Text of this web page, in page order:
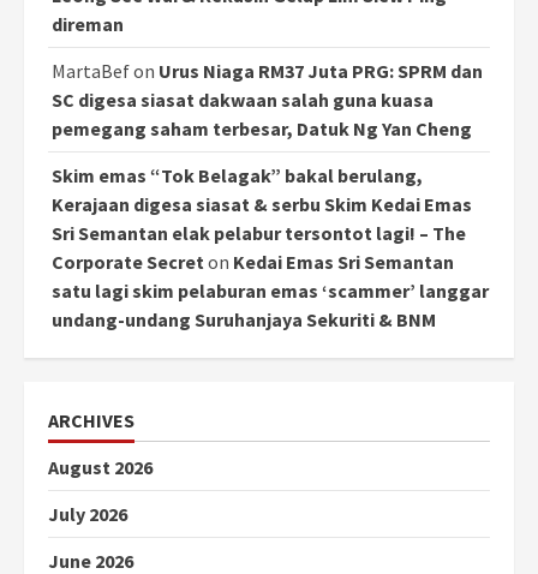
direman
MartaBefon Urus Niaga RM37 Juta PRG: SPRM dan
SC digesa siasat dakwaan salah guna kuasa
pemegang saham terbesar, Datuk Ng Yan Cheng
Skim emas “Tok Belagak” bakal berulang,
Kerajaan digesa siasat & serbu Skim Kedai Emas
Sri Semantan elak pelabur tersontot lagi! – The
Corporate Secret on Kedai Emas Sri Semantan
satu lagi skim pelaburan emas ‘scammer’ langgar
undang-undang Suruhanjaya Sekuriti & BNM
ARCHIVES
August 2026
July 2026
June 2026